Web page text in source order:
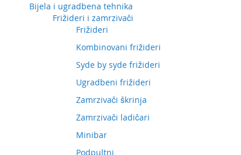
Bijela i ugradbena tehnika
Frižideri i zamrzivači
Frižideri
Kombinovani frižideri
Syde by syde frižideri
Ugradbeni frižideri
Zamrzivači škrinja
Zamrzivači ladičari
Minibar
Podpultni